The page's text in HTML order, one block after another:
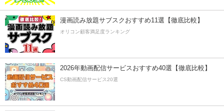
漫画読み放題サブスクおすすめ11選【徹底比較】
オリコン顧客満足度ランキング
2026年動画配信サービスおすすめ40選【徹底比較】
CS動画配信サービス20選